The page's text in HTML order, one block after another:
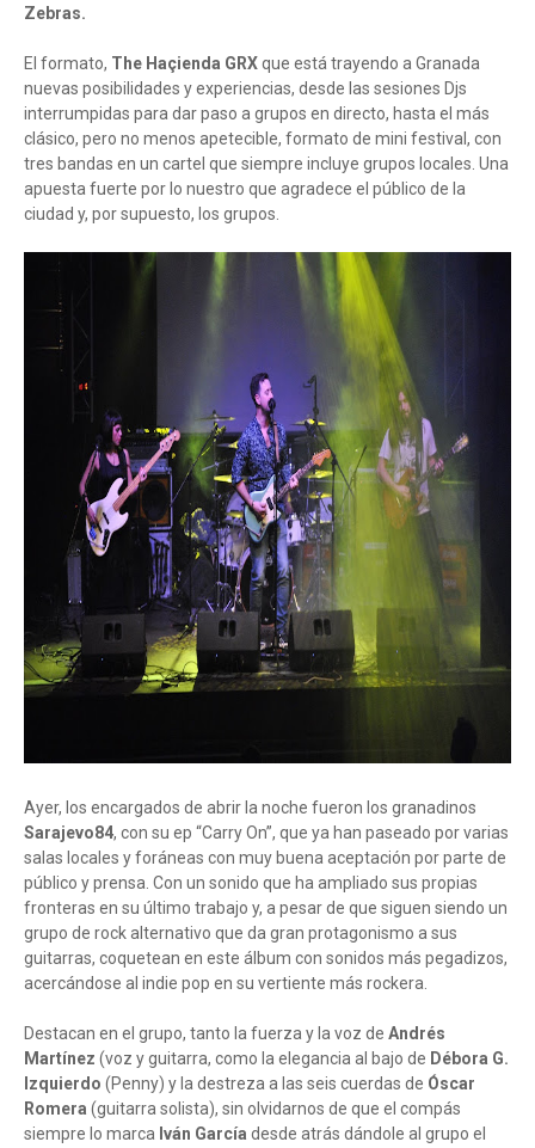
Zebras.
El formato, The Haçienda GRXque está trayendo a Granada
nuevas posibilidades y experiencias, desde las sesiones Djs
interrumpidas para dar paso a grupos en directo, hasta el más
clásico, pero no menos apetecible, formato de mini festival, con
tres bandas en un cartel que siempre incluye grupos locales. Una
apuesta fuerte por lo nuestro que agradece el público de la
ciudad y, por supuesto, los grupos.
Ayer, los encargados de abrir la noche fueron los granadinos
Sarajevo84, con su ep “Carry On”, que ya han paseado por varias
salas locales y foráneas con muy buena aceptación por parte de
público y prensa. Con un sonido que ha ampliado sus propias
fronteras en su último trabajo y, a pesar de que siguen siendo un
grupo de rock alternativo que da gran protagonismo a sus
guitarras, coquetean en este álbum con sonidos más pegadizos,
acercándose al indie pop en su vertiente más rockera.
Destacan en el grupo, tanto la fuerza y la voz de Andrés
Martínez (voz y guitarra, como la elegancia al bajo de Débora G.
Izquierdo (Penny) y la destreza a las seis cuerdas de Óscar
Romera (guitarra solista), sin olvidarnos de que el compás
siempre lo marca Iván García desde atrás dándole al grupo el